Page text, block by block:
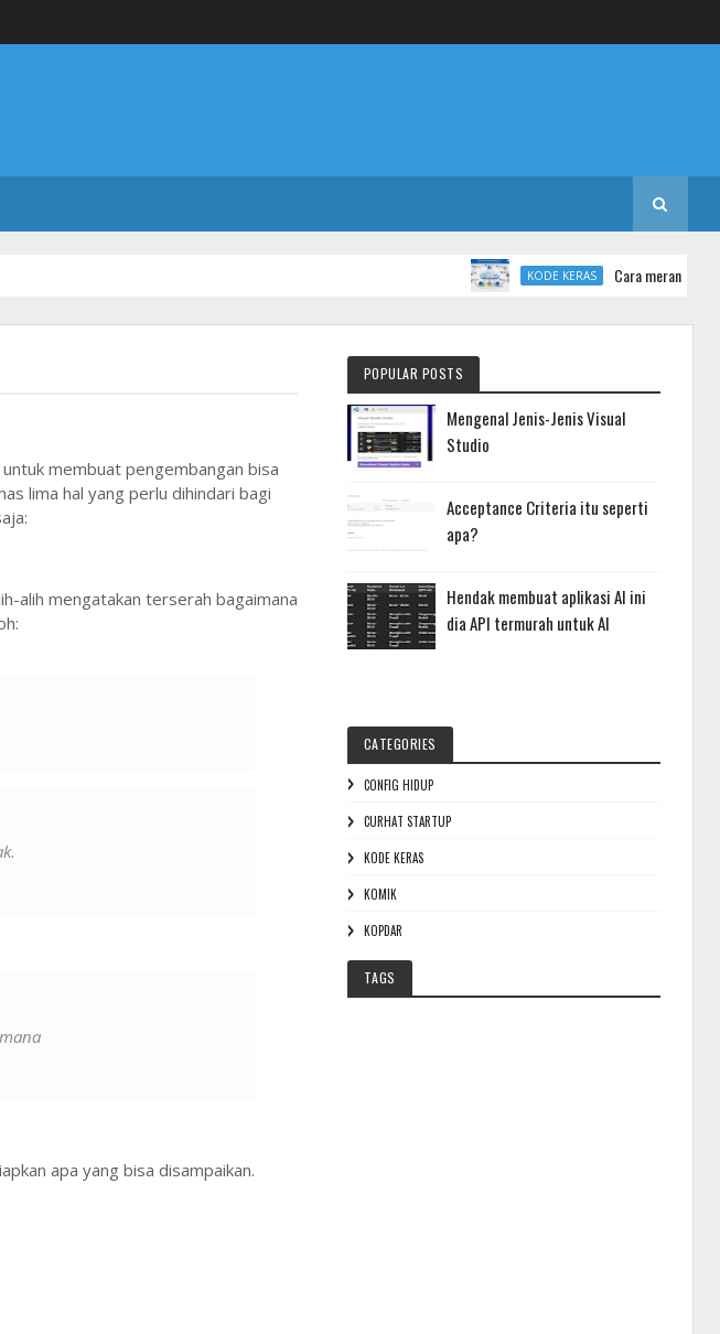
KODE KERAS Cara merancang database
membuat pengembangan bisa
lima hal yang perlu dihindari bagi
alih mengatakan terserah bagaimana
apa yang bisa disampaikan.
POPULAR POSTS
Mengenal Jenis-Jenis Visual
Studio
Acceptance Criteria itu seperti
apa?
Hendak membuat aplikasi AI ini
dia API termurah untuk AI
CATEGORIES
CONFIG HIDUP
CURHAT STARTUP
KODE KERAS
KOMIK
KOPDAR
TAGS